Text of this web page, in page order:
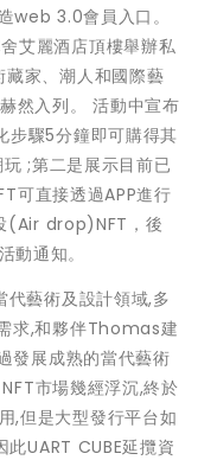
web 3.0會員入口。
艾麗酒店頂樓舉辦私
藏家、潮人和國際藝
然入列。 活動中宣布
步驟5分鐘即可購得其
;第二是展示目前已
可直接透過APP進行
(Air drop)NFT，後
動通知。
藝術及設計領域,多
求,和夥伴Thomas建
發展成熟的當代藝術
市場幾經浮沉,終於
,但是大型發行平台如
此UART CUBE延攬資